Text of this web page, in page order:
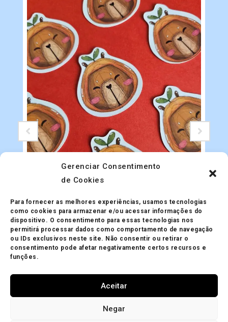
Gerenciar Consentimento
de Cookies
Para fornecer as melhores experiências, usamos tecnologias
como cookies para armazenar e/ou acessar informações do
dispositivo. O consentimento para essas tecnologias nos
permitirá processar dados como comportamento de navegação
ou IDs exclusivos neste site. Não consentir ou retirar o
consentimento pode afetar negativamente certos recursos e
funções.
Aceitar
Negar
Adesivos
Adesivo Holográfico Capivaras
R$5.00
Política de Privacidade